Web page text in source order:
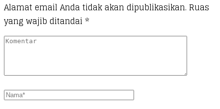
Alamat email Anda tidak akan dipublikasikan. Ruas
yang wajib ditandai *